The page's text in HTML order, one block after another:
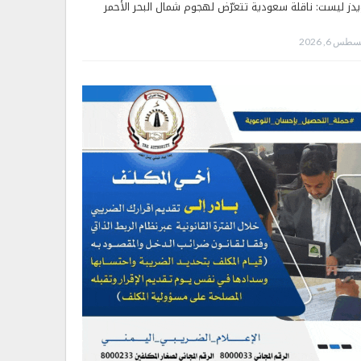
ليست: ناقلة سعودية تتعرّض لهجوم شمال البحر الأحمر
6, 2026